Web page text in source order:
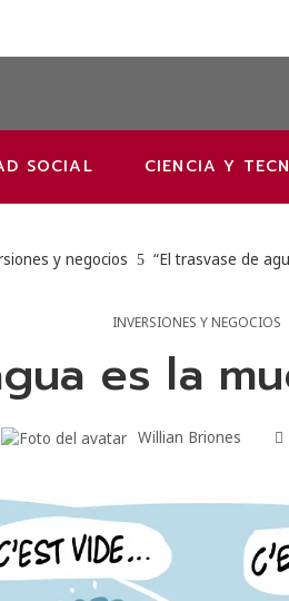
SOCIAL CIENCIA Y
y negocios “El trasvase de
INVERSIONES Y NEGOCIOS
es la
Willian Briones